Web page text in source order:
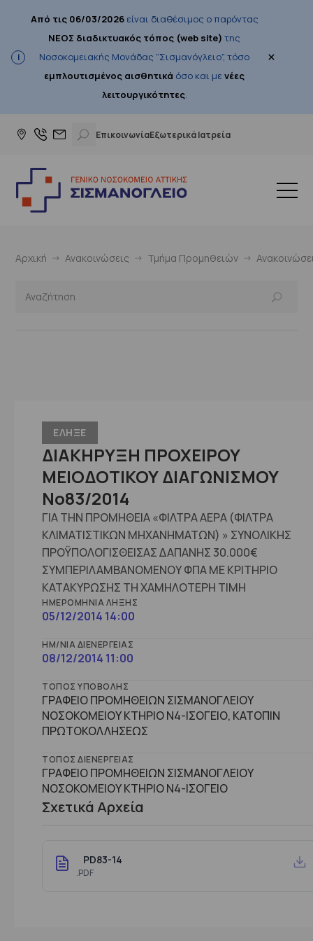
Από τις 06/03/2026είναι διαθέσιμος ο παρόντας
ΝΕΟΣ διαδικτυακός τόπος (web site) της
Νοσοκομειακής Μονάδας "Σισμανόγλειο", τόσο
εμπλουτισμένος αισθητικά όσο και μενέες
λειτουργικότητες.
×
ΕπικοινωνίαΕξωτερικά Ιατρεία
Αρχική Ανακοινώσεις Τμήμα Προμηθειών
ΕΛΗΞΕ
ΔΙΑΚΗΡΥΞΗ ΠΡΟΧΕΙΡΟΥ
ΜΕΙΟΔΟΤΙΚΟΥ ΔΙΑΓΩΝΙΣΜΟΥ
No83/2014
ΓΙΑ ΤΗΝ ΠΡΟΜΗΘΕΙΑ «ΦΙΛΤΡΑ ΑΕΡΑ (ΦΙΛΤΡΑ
ΚΛΙΜΑΤΙΣΤΙΚΩΝ ΜΗΧΑΝΗΜΑΤΩΝ) » ΣΥΝΟΛΙΚΗΣ
ΠΡΟΫΠΟΛΟΓΙΣΘΕΙΣΑΣ ΔΑΠΑΝΗΣ 30.000€
ΣΥΜΠΕΡΙΛΑΜΒΑΝΟΜΕΝΟΥ ΦΠΑ ΜΕ ΚΡΙΤΗΡΙΟ
ΚΑΤΑΚΥΡΩΣΗΣ ΤΗ ΧΑΜΗΛΟΤΕΡΗ ΤΙΜΗ
ΗΜΕΡΟΜΗΝΊΑ ΛΉΞΗΣ
05/12/2014 14:00
ΗΜ/ΝΊΑ ΔΙΕΝΈΡΓΕΙΑΣ
08/12/2014 11:00
ΤΌΠΟΣ ΥΠΟΒΟΛΉΣ
ΓΡΑΦΕΙΟ ΠΡΟΜΗΘΕΙΩΝ ΣΙΣΜΑΝΟΓΛΕΙΟΥ
ΝΟΣΟΚΟΜΕΙΟΥ ΚΤΗΡΙΟ Ν4-ΙΣΟΓΕΙΟ, ΚΑΤΟΠΙΝ
ΠΡΩΤΟΚΟΛΛΗΣΕΩΣ
ΤΌΠΟΣ ΔΙΕΝΈΡΓΕΙΑΣ
ΓΡΑΦΕΙΟ ΠΡΟΜΗΘΕΙΩΝ ΣΙΣΜΑΝΟΓΛΕΙΟΥ
ΝΟΣΟΚΟΜΕΙΟΥ ΚΤHΡΙΟ Ν4-ΙΣΟΓΕΙΟ
Σχετικά Αρχεία
PD83-14
.PDF